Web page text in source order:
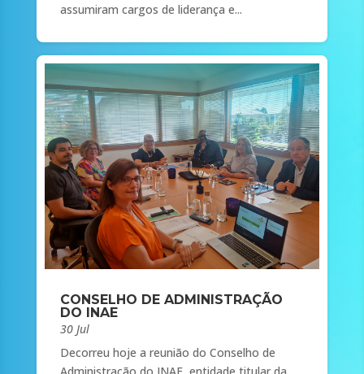
assumiram cargos de liderança e...
CONSELHO DE ADMINISTRAÇÃO
DO INAE
30 Jul
Decorreu hoje a reunião do Conselho de
Administração do INAE, entidade titular da